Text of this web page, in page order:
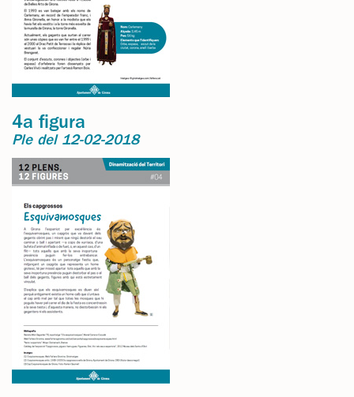
4a figura
Ple del 12-02-2018